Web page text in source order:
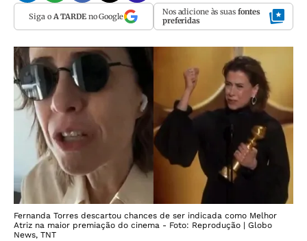
Siga o A TARDEno Google Nos adicione às suas fontes
preferidas
Fernanda Torres descartou chances de ser indicada como Melhor
Atriz na maior premiação do cinema - Foto: Reprodução | Globo
News, TNT